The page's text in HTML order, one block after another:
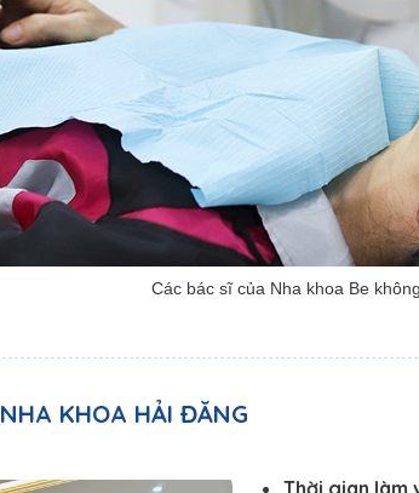
Các bác sĩ của Nha khoa Be
NHA KHOA HẢI ĐĂNG
Thời gian làm